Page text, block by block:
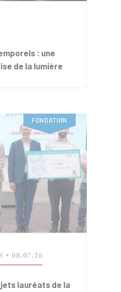
: une
de la lumière
FONDATION
• 08.07.26
lauréats de la